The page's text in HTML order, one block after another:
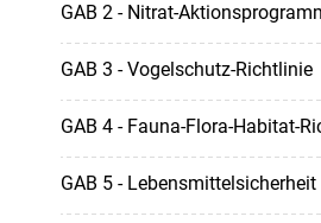
GAB 2 - Nitrat-
GAB 3 - Vogelschutz-Richtlinie
GAB 4 - Fauna-Flora-Habitat-
GAB 5 - Lebensmittelsicherheit